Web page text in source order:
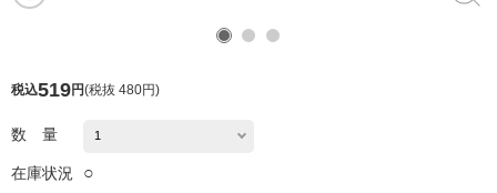
税込519円(税抜 480円)
数 量
在庫状況 ○